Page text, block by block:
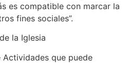
es compatible con marcar la
fines sociales”.
la Iglesia
Actividades que puede